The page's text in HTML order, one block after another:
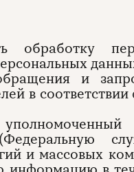
обработку
и
в
и массовых